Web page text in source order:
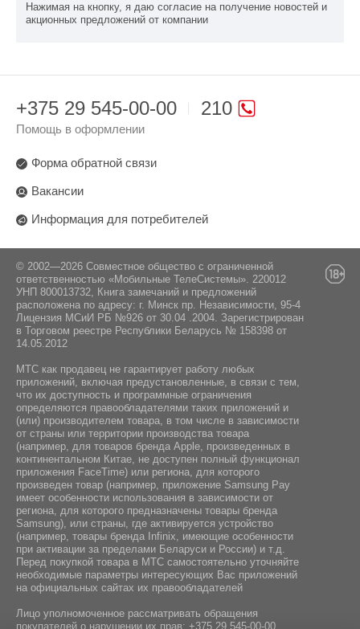
Нажимая на кнопку, я даю согласие на получение новостей и
акционных предложений от компании
210
+375 29 545-00-00
Помощь в оформлении
Форма обратной связи
Вакансии
Информация для потребителей
© 2002—2026 Совместное общество с ограниченной
ответственностью «Мобильные ТелеСистемы». 220012
УНП 800013732, Книга замечаний и предложений
расположена по адресу: г. Минск пр. Независимости, 95-4
Лицензия МСиИ РБ №926 от 30.04 .2004. Зарегистрирован
в Торговом реестре Республики Беларусь № 158398 от
14.05.2012
МТС как продавец не гарантирует работу любых
приложений, включая предустановленные, в связи с тем,
что их доступность и программные ограничения
определяются правообладателями таких приложений и
(или) производителем товара, в том числе в зависимости
от страны или территории производства товара
(например, для товаров бренда Apple, произведенных в
континентальном Китае, не доступен полный функционал
приложения FaceTime) или региона, для которого
произведен товар (например, приложение Samsung Pay
имеет особенности использования в зависимости от
региона, для которого предназначены товары бренда
Samsung), или страны, где активируется устройство
(например, товары бренда Infiniх, имеющие особенности
при активации за пределами Беларуси и России) и т.д.
Перед покупкой товара в МТС самостоятельно уточняйте
необходимые параметры интересующих Вас приложений
на официальных сайтах их правообладателей
Лицо уполномоченное рассматривать обращения
покупателей о нарушении их прав: +375 29 545-00-00